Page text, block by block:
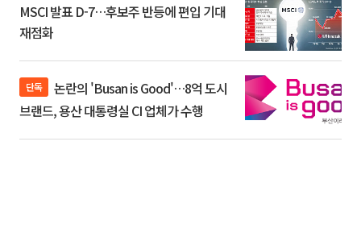
MSCI 발표 D-7…후보주 반등에 편입 기대
재점화
단독
브랜드, 용산 대통령실 CI 업체가 수행